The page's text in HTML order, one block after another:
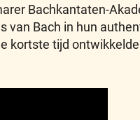
Bachkantaten-
Bach in hun
kortste tijd